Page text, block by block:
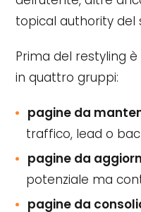
topical authority del
Prima del restyling
in quattro gruppi:
pagine da
traffico, lead o
pagine da
potenziale ma
pagine da